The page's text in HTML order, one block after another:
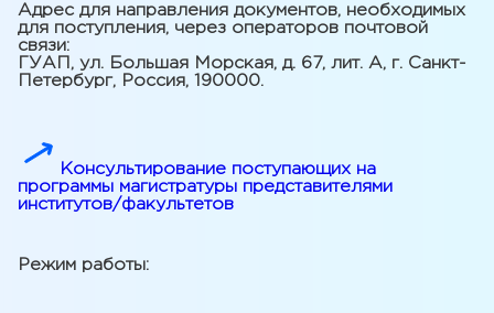
Адрес для направления документов, необходимых
для поступления, через операторов почтовой
связи:
ГУАП, ул. Большая Морская, д. 67, лит. А, г. Санкт-
Петербург, Россия, 190000.
Консультирование поступающих на
программы магистратуры представителями
институтов/факультетов
Режим работы: